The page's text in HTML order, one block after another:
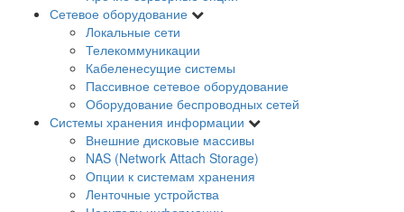
Сетевое оборудование
Локальные сети
Телекоммуникации
Кабеленесущие системы
Пассивное сетевое оборудование
Оборудование беспроводных сетей
Системы хранения информации
Внешние дисковые массивы
NAS (Network Attach Storage)
Опции к системам хранения
Ленточные устройства